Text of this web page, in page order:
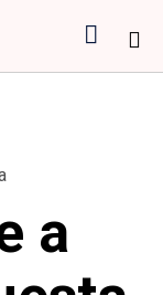

a